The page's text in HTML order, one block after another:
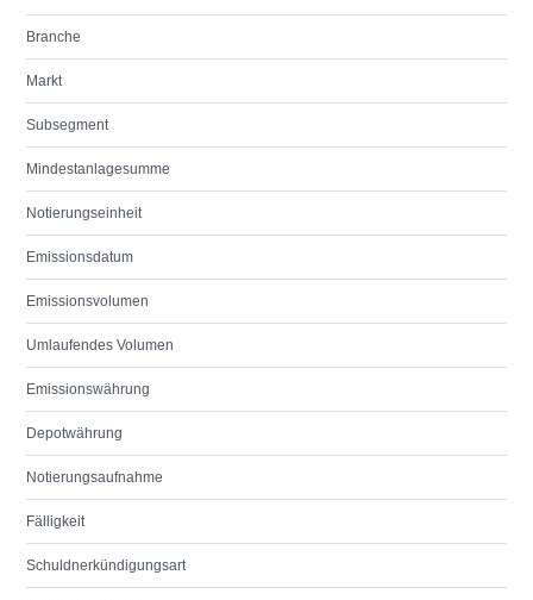
Branche
Markt
Subsegment
Mindestanlagesumme
Notierungseinheit
Emissionsdatum
Emissionsvolumen
Umlaufendes Volumen
Emissionswährung
Depotwährung
Notierungsaufnahme
Fälligkeit
Schuldnerkündigungsart